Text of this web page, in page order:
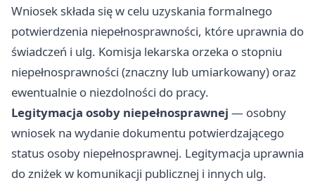
Wniosek składa się w celu uzyskania formalnego
potwierdzenia niepełnosprawności, które uprawnia do
świadczeń i ulg. Komisja lekarska orzeka o stopniu
niepełnosprawności (znaczny lub umiarkowany) oraz
ewentualnie o niezdolności do pracy.
Legitymacja osoby niepełnosprawnej — osobny
wniosek na wydanie dokumentu potwierdzającego
status osoby niepełnosprawnej. Legitymacja uprawnia
do zniżek w komunikacji publicznej i innych ulg.